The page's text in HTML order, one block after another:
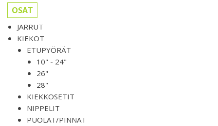
OSAT
JARRUT
KIEKOT
ETUPYÖRÄT
10" - 24"
26"
28"
KIEKKOSETIT
NIPPELIT
PUOLAT/PINNAT